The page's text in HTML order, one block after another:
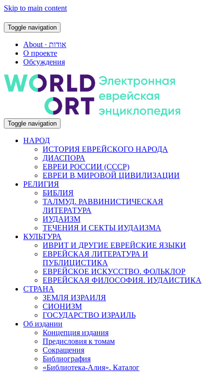
Skip to main content
Toggle navigation
About · אודות
О проекте
Обсуждения
Toggle navigation
НАРОД
ИСТОРИЯ ЕВРЕЙСКОГО НАРОДА
ДИАСПОРА
ЕВРЕИ РОССИИ (СССР)
ЕВРЕИ В МИРОВОЙ ЦИВИЛИЗАЦИИ
РЕЛИГИЯ
БИБЛИЯ
ТАЛМУД. РАВВИНИСТИЧЕСКАЯ
ЛИТЕРАТУРА
ИУДАИЗМ
ТЕЧЕНИЯ И СЕКТЫ ИУДАИЗМА
КУЛЬТУРА
ИВРИТ И ДРУГИЕ ЕВРЕЙСКИЕ ЯЗЫКИ
ЕВРЕЙСКАЯ ЛИТЕРАТУРА И
ПУБЛИЦИСТИКА
ЕВРЕЙСКОЕ ИСКУССТВО. ФОЛЬКЛОР
ЕВРЕЙСКАЯ ФИЛОСОФИЯ. ИУДАИСТИКА
СТРАНА
ЗЕМЛЯ ИЗРАИЛЯ
СИОНИЗМ
ГОСУДАРСТВО ИЗРАИЛЬ
Об издании
Концепция издания
Предисловия к томам
Сокращения
Библиография
«Библиотека-Алия». Каталог